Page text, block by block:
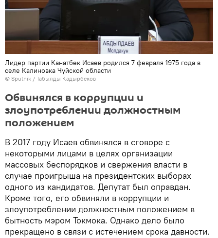
Лидер партии Канатбек Исаев родился 7 февраля 1975 года в
селе Калиновка Чуйской области
© Sputnik / Табылды Кадырбеков
Обвинялся в коррупции и
злоупотреблении должностным
положением
В 2017 году Исаев обвинялся в сговоре с
некоторыми лицами в целях организации
массовых беспорядков и свержения власти в
случае проигрыша на президентских выборах
одного из кандидатов. Депутат был оправдан.
Кроме того, его обвиняли в коррупции и
злоупотреблении должностным положением в
бытность мэром Токмока. Однако дело было
прекращено в связи с истечением срока давности.